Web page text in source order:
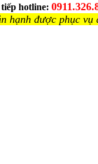
hotline:
được phục vụ